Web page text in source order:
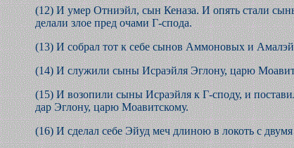
(12) И умер Отниэйл, сын Кеназа. И опять стали
делали злое пред очами Г-спода.
(13) И собрал тот к себе сынов Аммоновых и
(14) И служили сыны Исраэйля Эглону, царю
(15) И возопили сыны Исраэйля к Г-споду, и
дар Эглону, царю Моавитскому.
(16) И сделал себе Эйуд меч длиною в локоть с